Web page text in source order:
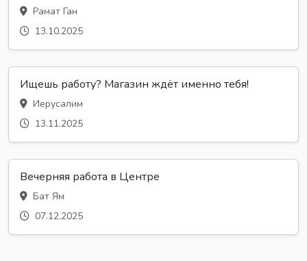
Рамат Ган
13.10.2025
Ищешь работу? Магазин ждёт именно тебя!
Иерусалим
13.11.2025
Вечерняя работа в Центре
Бат Ям
07.12.2025